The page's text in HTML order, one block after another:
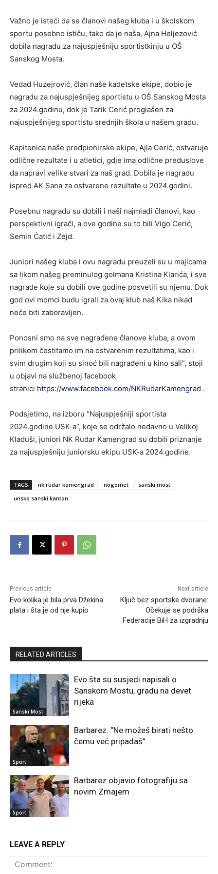
Važno je isteći da se članovi našeg kluba i u školskom
sportu posebno ističu, tako da je naša, Ajna Heljezović
dobila nagradu za najuspješniju sportistkinju u OŠ
Sanskog Mosta.
Vedad Huzejrović, član naše kadetske ekipe, dobio je
nagradu za najuspješnijeg sportistu u OŠ Sanskog Mosta
za 2024.godinu, dok je Tarik Cerić proglašen za
najuspješnijeg sportistu srednjih škola u našem gradu.
Kapitenica naše predpionirske ekipe, Ajla Cerić, ostvaruje
odlične rezultate i u atletici, gdje ima odlične preduslove
da napravi velike stvari za naš grad. Dobila je nagradu
ispred AK Sana za ostvarene rezultate u 2024.godini.
Posebnu nagradu su dobili i naši najmlađi članovi, kao
perspektivni igrači, a ove godine su to bili Vigo Cerić,
Semin Ćatić i Zejd.
Juniori našeg kluba i ovu nagradu preuzeli su u majicama
sa likom našeg preminulog golmana Kristina Klarića, i sve
nagrade koje su dobili ove godine posvetili su njemu. Dok
god ovi momci budu igrali za ovaj klub naš Kika nikad
neće biti zaboravljen.
Ponosni smo na sve nagrađene članove kluba, a ovom
prilikom čestitamo im na ostvarenim rezultatima, kao i
svim drugim koji su sinoć bili nagrađeni u kino sali”, stoji
u objavi na službenoj facebook
stranici https://www.facebook.com/NKRudarKamengrad .
Podsjetimo, na izboru “Najuspješniji sportista
2024.godine USK-a”, koje se održalo nedavno u Velikoj
Kladuši, juniori NK Rudar Kamengrad su dobili priznanje
za najuspješniju juniorsku ekipu USK-a 2024.godine.
TAGS nk rudar kamengrad nogomet
sanski most
unsko sanski kanton
Previous article
Evo kolika je bila prva Džekina
plata i šta je od nje kupio
Next article
Ključ bez sportske dvorane:
Očekuje se podrška
Federacije BiH za izgradnju
RELATED ARTICLES
Sanski Most
Evo šta su susjedi napisali o
Sanskom Mostu, gradu na devet
rijeka
Sport
Barbarez: “Ne možeš birati nešto
čemu već pripadaš”
Sport
Barbarez objavio fotografiju sa
novim Zmajem
LEAVE A REPLY